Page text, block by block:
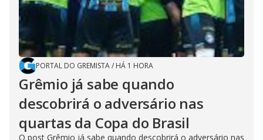
PORTAL DO GREMISTA/ HÁ 1 HORA
Grêmio já sabe quando
descobrirá o adversário nas
quartas da Copa do Brasil
O post Grêmio já sabe quando descobrirá o adversário nas